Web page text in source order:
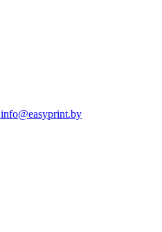
info@easyprint.by